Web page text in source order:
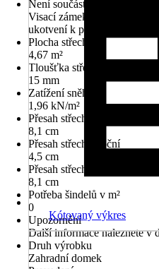
Není součástí balení
Visací zámek, Materiál k
ukotvení k podkladu
Plocha střechy
4,67 m²
Tloušťka střechy
15 mm
Zatížení sněhem
1,96 kN/m²
Přesah střechy přední
8,1 cm
Přesah střechy boční
4,5 cm
Přesah střechy zadní
8,1 cm
Potřeba šindelů v m²
0
Upozornění
Další informace naleznete v
Druh výrobku
Zahradní domek
Kótovaný výkres